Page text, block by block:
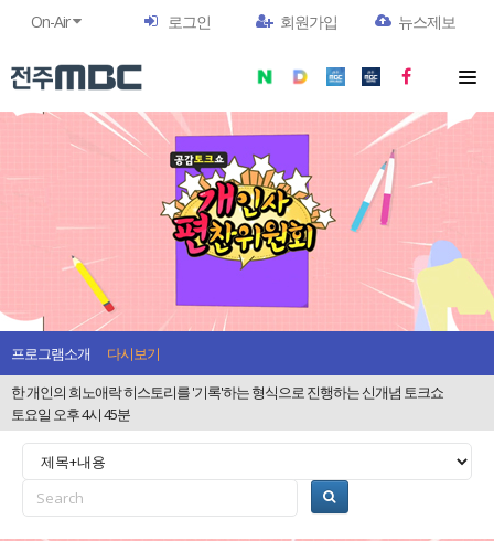
On-Air 로그인 회원가입 뉴스제보
프로그램소개
다시보기
한 개인의 희노애락 히스토리를 '기록'하는 형식으로 진행하는 신개념 토크쇼
토요일 오후 4시 45분